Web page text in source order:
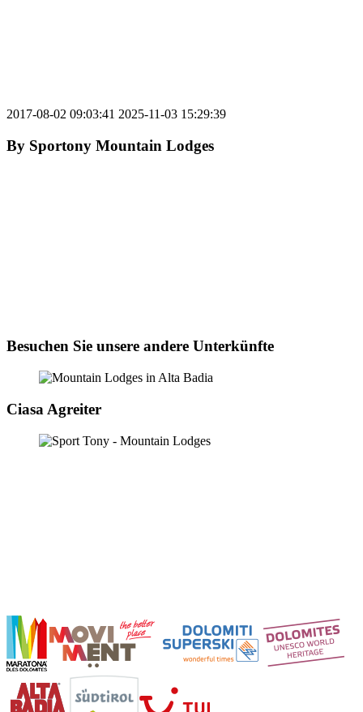
2017-08-02 09:03:41 2025-11-03 15:29:39
By Sportony Mountain Lodges
Besuchen Sie unsere andere Unterkünfte
Ciasa Agreiter